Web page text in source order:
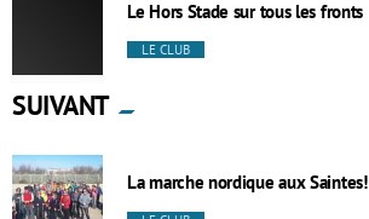
Le Hors Stade sur tous les fronts
LE CLUB
SUIVANT
La marche nordique aux Saintes!